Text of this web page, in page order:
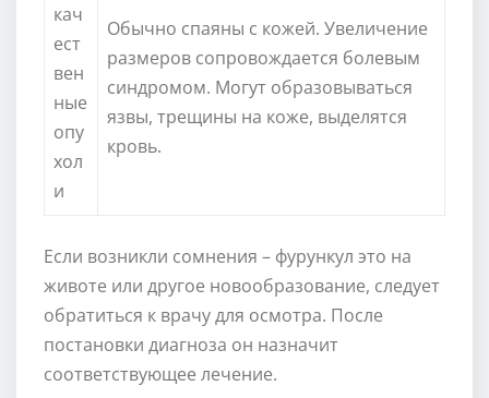
кач
ест
вен
ные
опу
хол
и
Обычно спаяны с кожей. Увеличение
размеров сопровождается болевым
синдромом. Могут образовываться
язвы, трещины на коже, выделятся
кровь.
Если возникли сомнения – фурункул это на
животе или другое новообразование, следует
обратиться к врачу для осмотра. После
постановки диагноза он назначит
соответствующее лечение.